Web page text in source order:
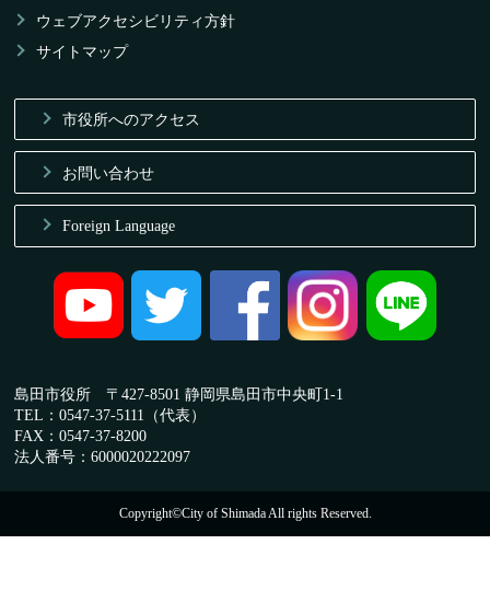
ウェブアクセシビリティ方針
サイトマップ
市役所へのアクセス
お問い合わせ
Foreign Language
島田市役所 〒427-8501 静岡県島田市中央町1-1
TEL：0547-37-5111（代表）
FAX：0547-37-8200
法人番号：6000020222097
Copyright©City of Shimada All rights Reserved.